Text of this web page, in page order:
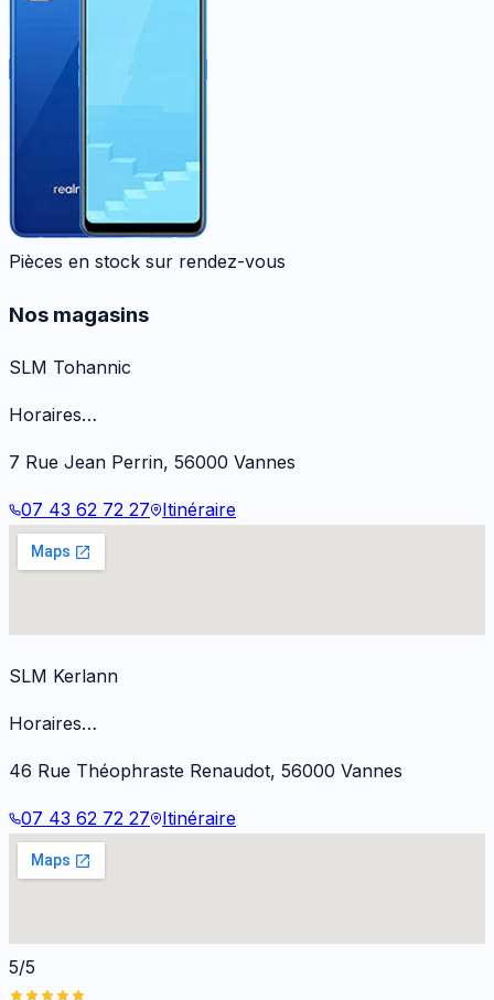
Pièces en stock sur rendez-vous
Nos magasins
SLM Tohannic
Horaires…
7 Rue Jean Perrin, 56000 Vannes
07 43 62 72 27 Itinéraire
SLM Kerlann
Horaires…
46 Rue Théophraste Renaudot, 56000 Vannes
07 43 62 72 27 Itinéraire
5/5